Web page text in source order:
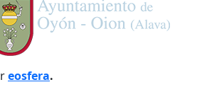
eosfera.